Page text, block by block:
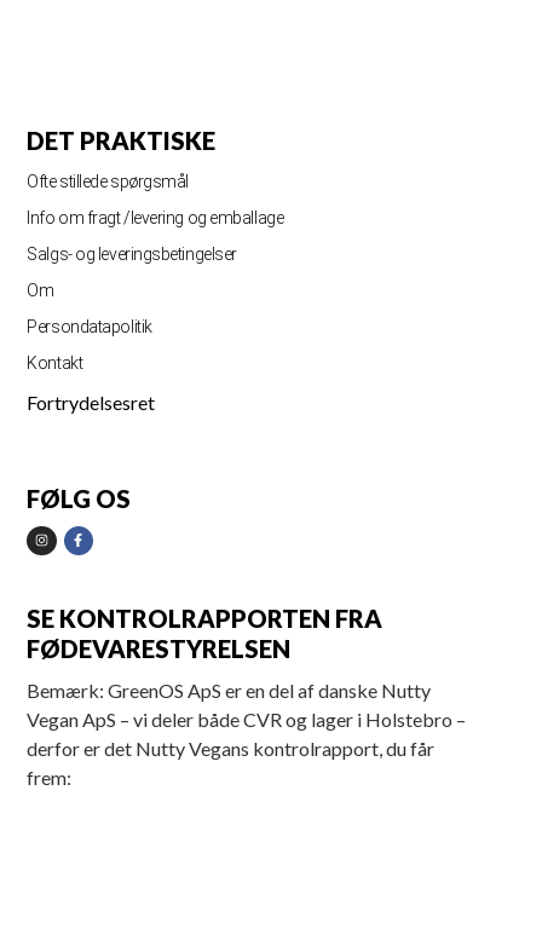
DET PRAKTISKE
Ofte stillede spørgsmål
Info om fragt /levering og emballage
Salgs- og leveringsbetingelser
Om
Persondatapolitik
Kontakt
Fortrydelsesret
FØLG OS
SE KONTROLRAPPORTEN FRA
FØDEVARESTYRELSEN
Bemærk: GreenOS ApS er en del af danske Nutty
Vegan ApS – vi deler både CVR og lager i Holstebro –
derfor er det Nutty Vegans kontrolrapport, du får
frem: